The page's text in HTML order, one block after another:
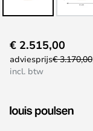
naar
het
de
€ 2.515,00
adviesprijs€ 3.170,00
incl. btw